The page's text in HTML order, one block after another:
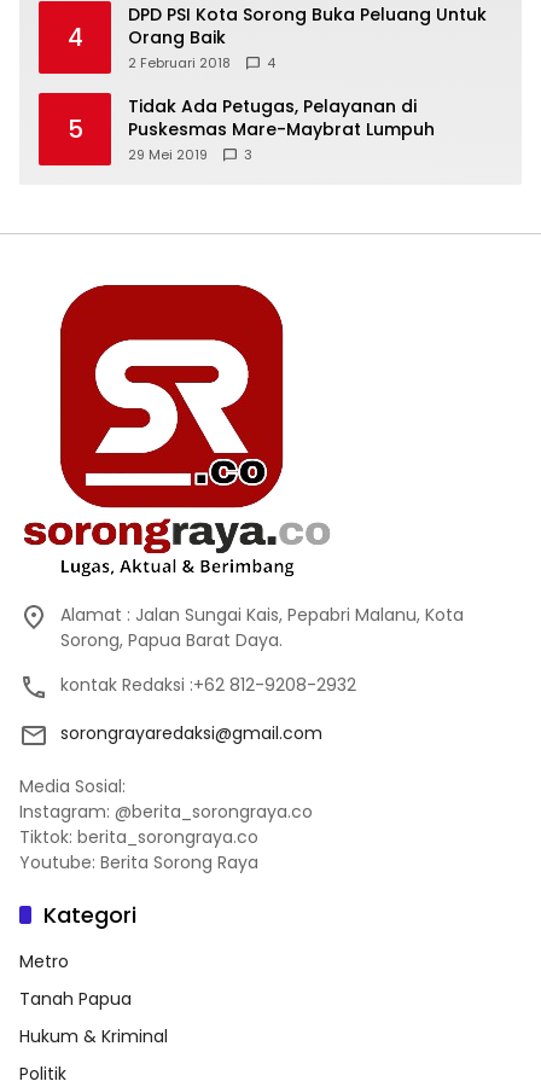
4
DPD PSI Kota Sorong Buka Peluang Untuk
Orang Baik
2 Februari 2018 4
5
Tidak Ada Petugas, Pelayanan di
Puskesmas Mare-Maybrat Lumpuh
29 Mei 2019 3
Alamat : Jalan Sungai Kais, Pepabri Malanu, Kota
Sorong, Papua Barat Daya.
kontak Redaksi :+62 812-9208-2932
sorongrayaredaksi@gmail.com
Media Sosial:
Instagram: @berita_sorongraya.co
Tiktok: berita_sorongraya.co
Youtube: Berita Sorong Raya
Kategori
Metro
Tanah Papua
Hukum & Kriminal
Politik